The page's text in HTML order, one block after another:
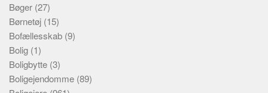
Bøger (27)
Børnetøj (15)
Bofællesskab (9)
Bolig (1)
Boligbytte (3)
Boligejendomme (89)